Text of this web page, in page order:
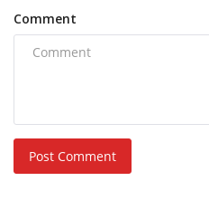
Comment
Post Comment